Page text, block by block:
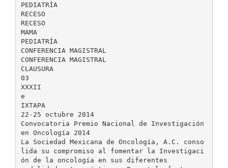
PEDIATRÍA
RECESO
RECESO
MAMA
PEDIATRÍA
CONFERENCIA MAGISTRAL
CONFERENCIA MAGISTRAL
CLAUSURA
03
XXXII
e
IXTAPA
22-25 octubre 2014
Convocatoria Premio Nacional de Investigación
en Oncología 2014
La Sociedad Mexicana de Oncología, A.C. conso
lida su compromiso al fomentar la Investigaci
ón de la oncología en sus diferentes